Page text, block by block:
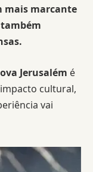
mais marcante
Jerusalém é
cultural,
vai